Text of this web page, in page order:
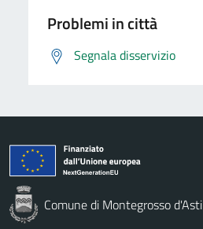
Problemi in città
Segnala disservizio
Comune di Montegrosso d'Asti